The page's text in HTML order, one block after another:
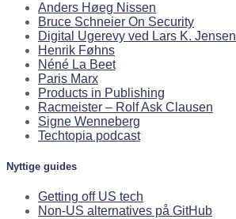
Anders Høeg Nissen
Bruce Schneier On Security
Digital Ugerevy ved Lars K. Jensen
Henrik Føhns
Néné La Beet
Paris Marx
Products in Publishing
Racmeister – Rolf Ask Clausen
Signe Wenneberg
Techtopia podcast
Nyttige guides
Getting off US tech
Non-US alternatives på GitHub